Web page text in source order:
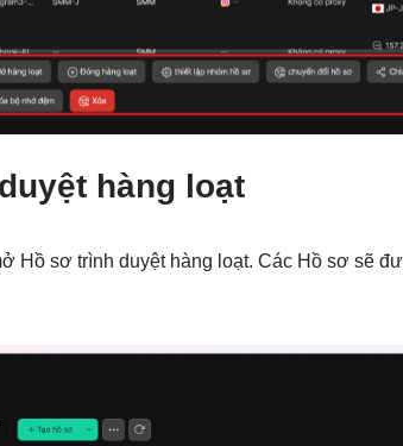
hàng loạt
Hồ sơ trình duyệt hàng loạt. Các Hồ sơ sẽ